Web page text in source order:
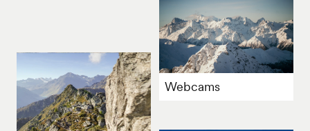
Webcams